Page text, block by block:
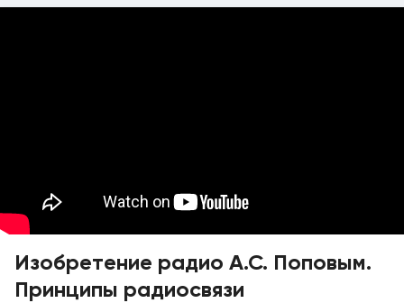
Изобретение радио А.С. Поповым.
Принципы радиосвязи